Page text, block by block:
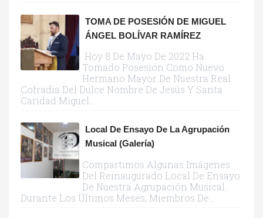
TOMA DE POSESIÓN DE MIGUEL
ÁNGEL BOLÍVAR RAMÍREZ
Hoy 8 De Mayo De 2022 Ha
Tomado Posesión Como Nuevo
Hermano Mayor De Nuestra Real
Cofradía Del Dulce Nombre De Jesús Y Santa
Caridad Miguel...
Local De Ensayo De La Agrupación
Musical (galería)
Compartimos Algunas Imágenes
Del Reinaugurado Local De Ensayo
De Nuestra Agrupación Musical.
Durante Los Últimos Meses, Miembros De...